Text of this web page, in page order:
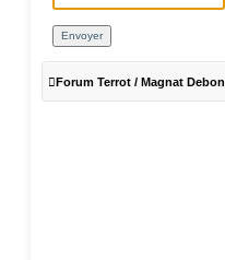
Forum Terrot / Magnat Debon